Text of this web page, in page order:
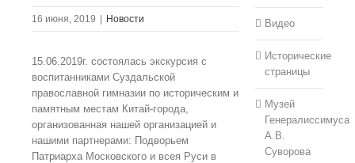
16 июня, 2019 Новости
15.06.2019г. состоялась экскурсия с
воспитанниками Суздальской
православной гимназии по историческим и
памятным местам Китай-города,
организованная нашей организацией и
нашими партнерами: Подворьем
Патриарха Московского и всея Руси в
Видео
Исторические
страницы
Музей
Генералиссимуса
А.В.
Суворова